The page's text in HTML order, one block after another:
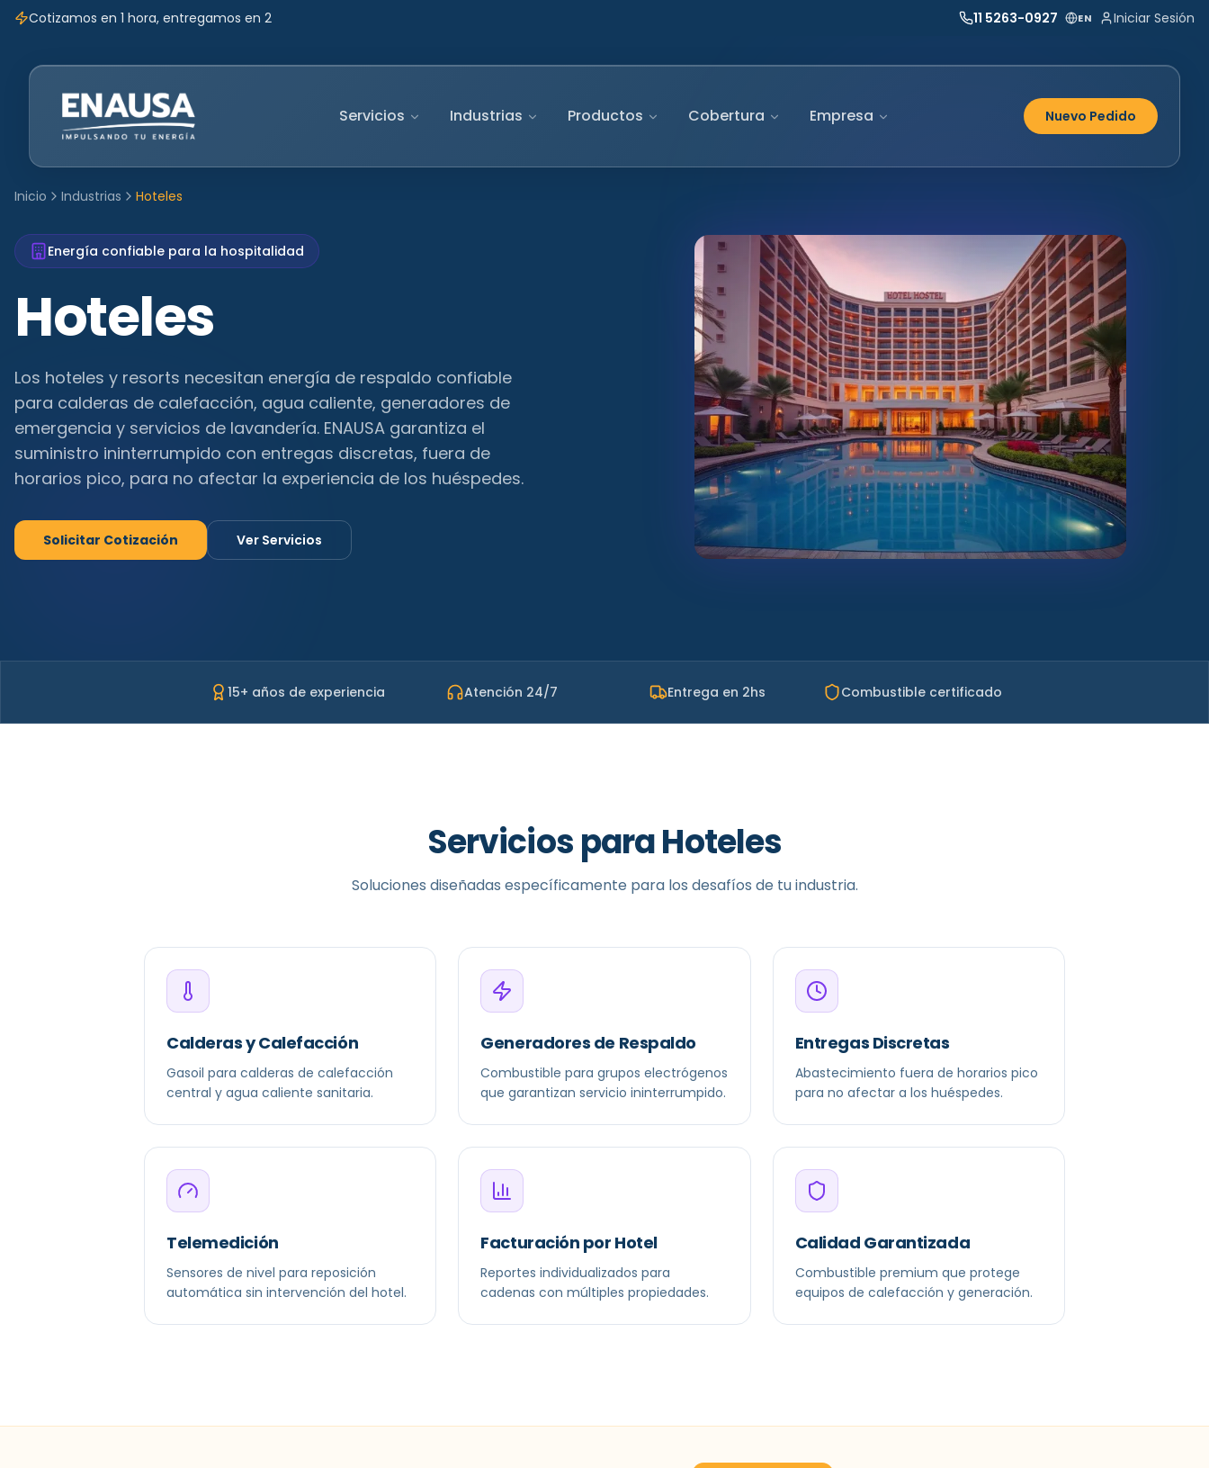
Cotizamos en 1 hora, entregamos en 2 11 5263-0927 EN Iniciar Sesión
Servicios Industrias Productos Cobertura Empresa Nuevo Pedido
Inicio Industrias Hoteles
Energía confiable para la hospitalidad
Hoteles
Los hoteles y resorts necesitan energía de respaldo confiable
para calderas de calefacción, agua caliente, generadores de
emergencia y servicios de lavandería. ENAUSA garantiza el
suministro ininterrumpido con entregas discretas, fuera de
horarios pico, para no afectar la experiencia de los huéspedes.
Solicitar Cotización Ver Servicios
15+ años de experiencia Atención 24/7 Entrega en 2hs Combustible certificado
Servicios paraHoteles
Soluciones diseñadas específicamente para los desafíos de tu industria.
Calderas y Calefacción
Gasoil para calderas de calefacción
central y agua caliente sanitaria.
Generadores de Respaldo
Combustible para grupos electrógenos
que garantizan servicio ininterrumpido.
Entregas Discretas
Abastecimiento fuera de horarios pico
para no afectar a los huéspedes.
Telemedición
Sensores de nivel para reposición
automática sin intervención del hotel.
Facturación por Hotel
Reportes individualizados para
cadenas con múltiples propiedades.
Calidad Garantizada
Combustible premium que protege
equipos de calefacción y generación.